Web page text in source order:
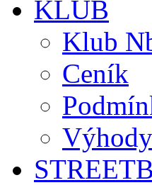
KLUB
Klub
Ceník